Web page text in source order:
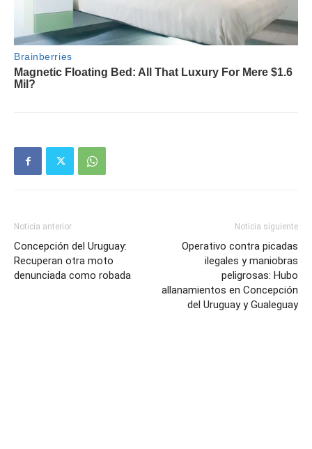
Noticia anterior
Concepción del Uruguay:
Recuperan otra moto
denunciada como robada
Noticia siguiente
Operativo contra picadas
ilegales y maniobras
peligrosas: Hubo
allanamientos en Concepción
del Uruguay y Gualeguay